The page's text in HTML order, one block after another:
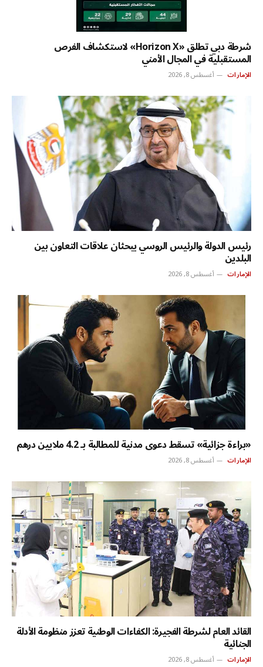
شرطة دبي تطلق «Horizon X» لاستكشاف الفرص
المستقبلية في المجال الأمني
الإمارات أغسطس 8, 2026
رئيس الدولة والرئيس الروسي يبحثان علاقات التعاون بين
البلدين
الإمارات أغسطس 8, 2026
«براءة جزائية» تسقط دعوى مدنية للمطالبة بـ 4.2 ملايين درهم
الإمارات أغسطس 8, 2026
القائد العام لشرطة الفجيرة: الكفاءات الوطنية تعزز منظومة الأدلة
الجنائية
الإمارات أغسطس 8, 2026